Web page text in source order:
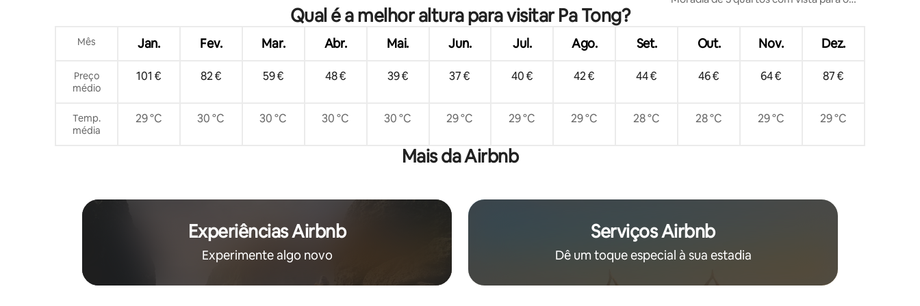
almoço gratuito, limpeza diária
minutos da praia | Serviço de chef
privado | Recomendado pelos hóspedes
Qual é a melhor altura para visitar Pa Tong?
Mês Jan. Fev. Mar. Abr. Mai. Jun. Jul. Ago. Set. Out. Nov. Dez.
Preço
médio
101 € 82 € 59 € 48 € 39 € 37 € 40 € 42 € 44 € 46 € 64 € 87 €
Temp.
média
29 °C 30 °C 30 °C 30 °C 30 °C 29 °C 29 °C 29 °C 28 °C 28 °C 29 °C 29 °C
Mais da Airbnb
Experiências Airbnb
Experimente algo novo
Serviços Airbnb
Dê um toque especial à sua estadia